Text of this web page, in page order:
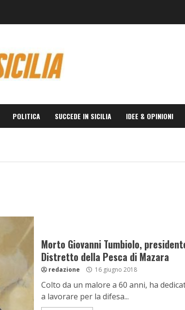
POLITICA SUCCEDE IN SICILIA IDEE & OPINIONI
Morto Giovanni Tumbiolo,
Distretto della Pesca di Mazara
redazione 16 giugno 2018
Colto da un malore a 60 anni, ha
a lavorare per la difesa...